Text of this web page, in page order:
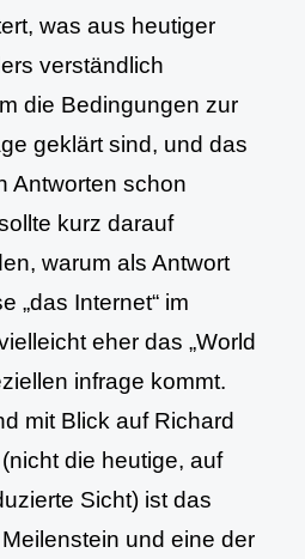
was aus heutiger
verständlich
die Bedingungen zur
geklärt sind, und das
Antworten schon
kurz darauf
warum als Antwort
„das Internet“ im
eher das „World
infrage kommt.
mit Blick auf Richard
die heutige, auf
Sicht) ist das
und eine der